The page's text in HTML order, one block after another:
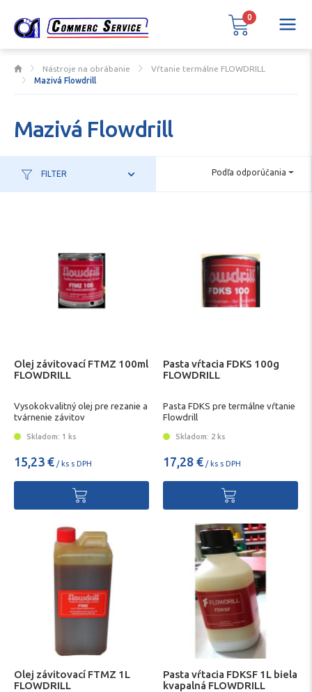
Nástroje na obrábanie
Vŕtanie termálne FLOWDRILL
Mazivá Flowdrill
Mazivá Flowdrill
FILTER Podľa odporúčania
Olej závitovací FTMZ 100ml
FLOWDRILL
Vysokokvalitný olej pre rezanie a
tvárnenie závitov
Skladom: 1 ks
15,23 € / ks s DPH
Pasta vŕtacia FDKS 100g
FLOWDRILL
Pasta FDKS pre termálne vŕtanie
Flowdrill
Skladom: 2 ks
17,28 € / ks s DPH
Olej závitovací FTMZ 1L
FLOWDRILL
Pasta vŕtacia FDKSF 1L biela
kvapalná FLOWDRILL
0